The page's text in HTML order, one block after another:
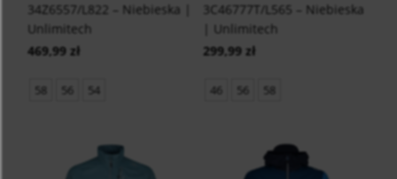
34Z6557/L822 – Niebieska |
Unlimitech
469,99 zł
58 56 54
3C46777T/L565 – Niebieska
| Unlimitech
299,99 zł
46 56 58